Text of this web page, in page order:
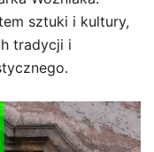
sztuki i kultury,
tradycji i